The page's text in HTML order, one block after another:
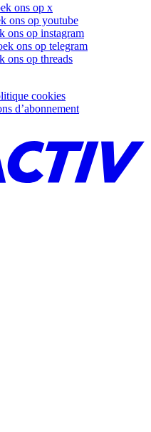
ons op x
ons op youtube
ons op instagram
ons op telegram
ons op threads
cookies
d’abonnement